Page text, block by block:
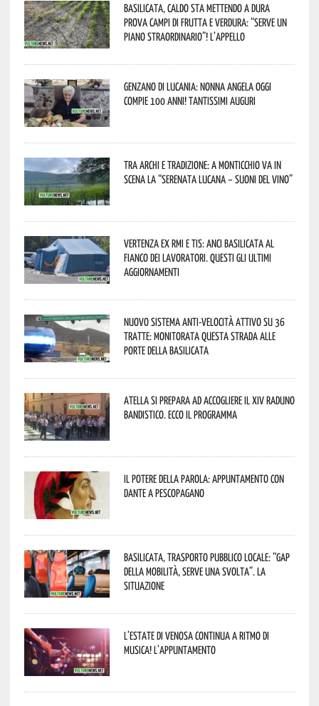
Basilicata, caldo sta mettendo a dura
prova campi di frutta e verdura: “Serve un
piano straordinario”! L’appello
Genzano di Lucania: nonna Angela oggi
compie 100 anni! Tantissimi auguri
Tra archi e tradizione: a Monticchio va in
scena la “Serenata lucana – suoni del vino”
Vertenza ex RMI e TIS: ANCI Basilicata al
fianco dei lavoratori. Questi gli ultimi
aggiornamenti
Nuovo sistema anti-velocità attivo su 36
tratte: monitorata questa strada alle
porte della Basilicata
Atella si prepara ad accogliere il XIV Raduno
Bandistico. Ecco il programma
Il Potere della parola: appuntamento con
Dante a Pescopagano
Basilicata, trasporto pubblico locale: “Gap
della mobilità, serve una svolta”. La
situazione
L’estate di Venosa continua a ritmo di
musica! L’appuntamento